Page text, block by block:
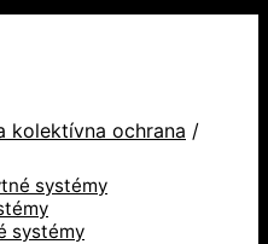
systémy
systémy
kolektívna ochrana /